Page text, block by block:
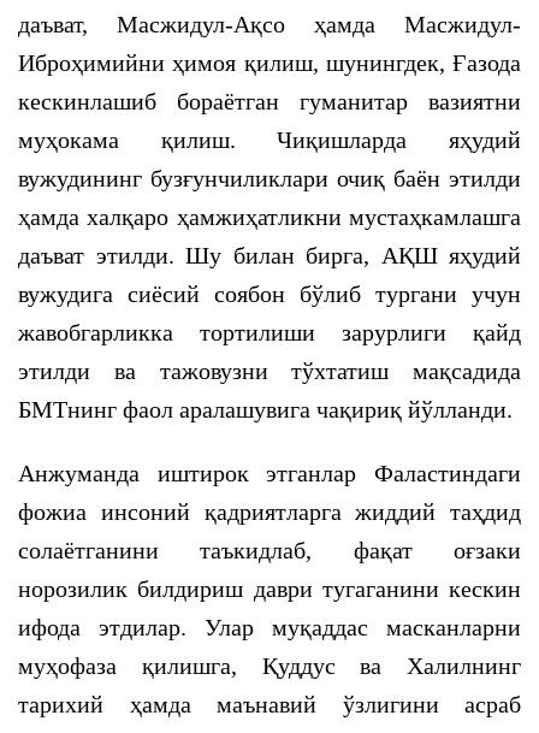
даъват, Масжидул-Ақсо ҳамда Масжидул-
Иброҳимийни ҳимоя қилиш, шунингдек, Ғазода
кескинлашиб бораётган гуманитар вазиятни
муҳокама қилиш. Чиқишларда яҳудий
вужудининг бузғунчиликлари очиқ баён этилди
ҳамда халқаро ҳамжиҳатликни мустаҳкамлашга
даъват этилди. Шу билан бирга, АҚШ яҳудий
вужудига сиёсий соябон бўлиб тургани учун
жавобгарликка тортилиши зарурлиги қайд
этилди ва тажовузни тўхтатиш мақсадида
БМТнинг фаол аралашувига чақириқ йўлланди.
Анжуманда иштирок этганлар Фаластиндаги
фожиа инсоний қадриятларга жиддий таҳдид
солаётганини таъкидлаб, фақат оғзаки
норозилик билдириш даври тугаганини кескин
ифода этдилар. Улар муқаддас масканларни
муҳофаза қилишга, Қуддус ва Халилнинг
тарихий ҳамда маънавий ўзлигини асраб